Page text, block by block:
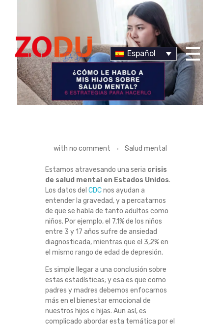
Dr Duany
Español
with no comment Salud mental
Estamos atravesando una seria crisis
de salud mental en Estados Unidos.
Los datos del CDCnos ayudan a
entender la gravedad, y a percatarnos
de que se habla de tanto adultos como
niños. Por ejemplo, el 7,1% de los niños
entre 3 y 17 años sufre de ansiedad
diagnosticada, mientras que el 3,2% en
el mismo rango de edad de depresión.
Es simple llegar a una conclusión sobre
estas estadísticas; y esa es que como
padres y madres debemos enfocarnos
más en el bienestar emocional de
nuestros hijos e hijas. Aun así, es
complicado abordar esta temática por el